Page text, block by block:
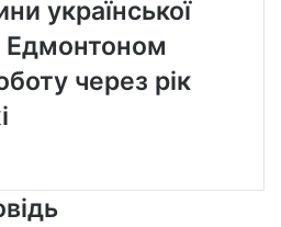
української
Едмонтоном
через рік